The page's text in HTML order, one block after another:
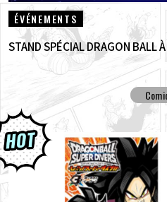
ÉVÉNEMENTS
STAND SPÉCIAL DRAGON BALL